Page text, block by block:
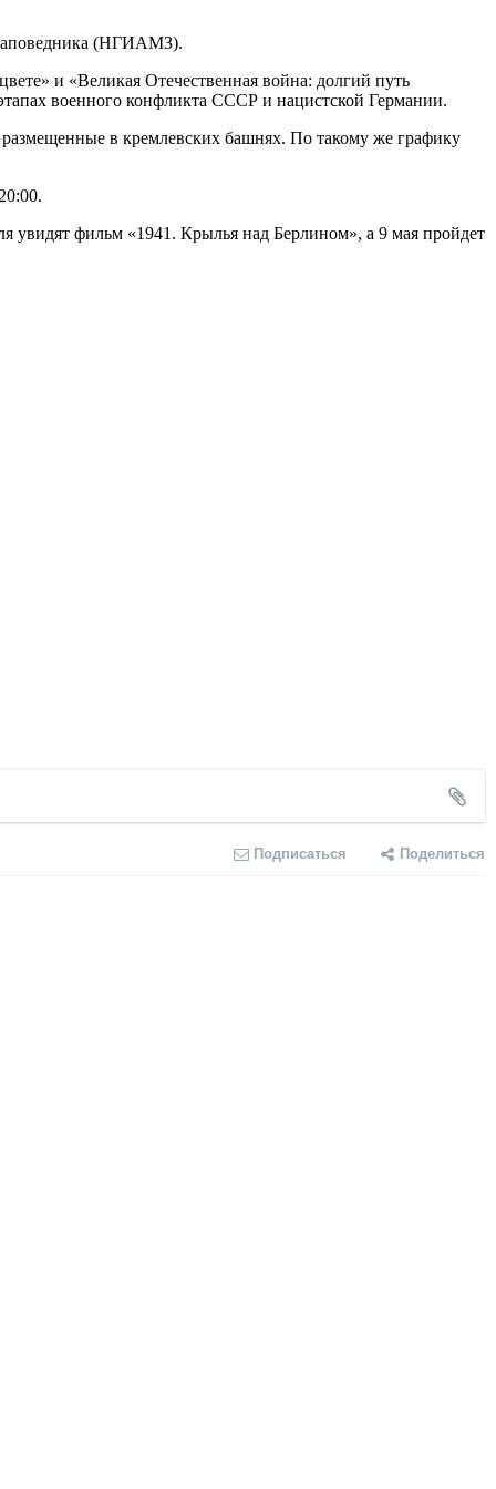
заповедника (НГИАМЗ).
и «Великая Отечественная война: долгий путь
военного конфликта СССР и нацистской Германии.
в кремлевских башнях. По такому же графику
увидят фильм «1941. Крылья над Берлином», а 9 мая пройдет
Подписаться Поделиться